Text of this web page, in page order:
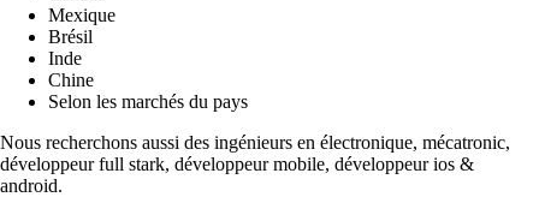
Mexique
Brésil
Inde
Chine
Selon les marchés du pays
Nous recherchons aussi des ingénieurs en électronique, mécatronic,
développeur full stark, développeur mobile, développeur ios &
android.